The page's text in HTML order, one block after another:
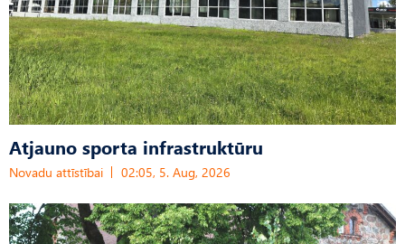
Atjauno sporta infrastruktūru
Novadu attīstībai 02:05, 5. Aug, 2026